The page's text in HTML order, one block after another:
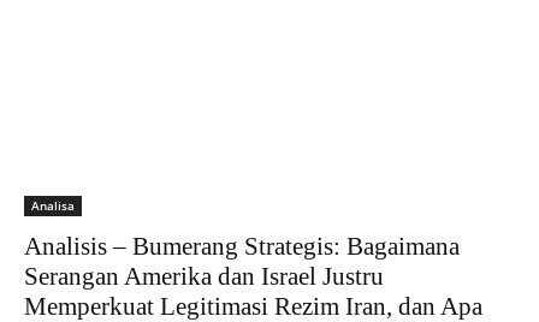
Analisa
Analisis – Bumerang Strategis: Bagaimana
Serangan Amerika dan Israel Justru
Memperkuat Legitimasi Rezim Iran, dan Apa